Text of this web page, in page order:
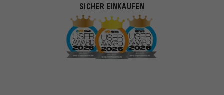
SICHER EINKAUFEN